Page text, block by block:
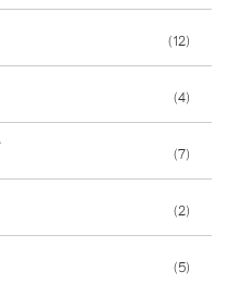
(12)
(4)
(7)
(2)
(5)